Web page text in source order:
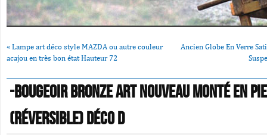
« Lampe art déco style MAZDA ou autre couleur
acajou en très bon état Hauteur 72
Ancien Globe En Verre
-BOUGEOIR BRONZE ART NOUVEAU Monté en
(réversible) déco D